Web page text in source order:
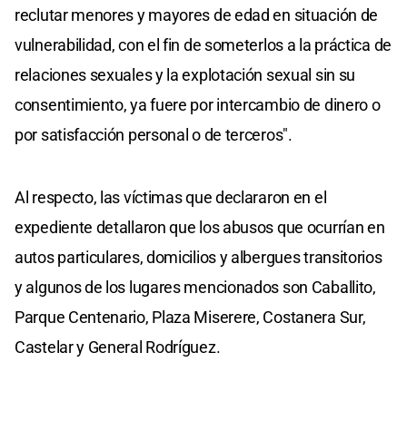
reclutar menores y mayores de edad en situación de
vulnerabilidad, con el fin de someterlos a la práctica de
relaciones sexuales y la explotación sexual sin su
consentimiento, ya fuere por intercambio de dinero o
por satisfacción personal o de terceros".
Al respecto, las víctimas que declararon en el
expediente detallaron que los abusos que ocurrían en
autos particulares, domicilios y albergues transitorios
y algunos de los lugares mencionados son Caballito,
Parque Centenario, Plaza Miserere, Costanera Sur,
Castelar y General Rodríguez.